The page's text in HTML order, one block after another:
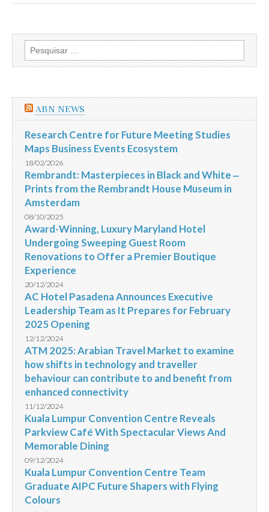
Pesquisar
por:
ABN NEWS
Research Centre for Future Meeting Studies
Maps Business Events Ecosystem
18/02/2026
Rembrandt: Masterpieces in Black and White ‒
Prints from the Rembrandt House Museum in
Amsterdam
08/10/2025
Award-Winning, Luxury Maryland Hotel
Undergoing Sweeping Guest Room
Renovations to Offer a Premier Boutique
Experience
20/12/2024
AC Hotel Pasadena Announces Executive
Leadership Team as It Prepares for February
2025 Opening
12/12/2024
ATM 2025: Arabian Travel Market to examine
how shifts in technology and traveller
behaviour can contribute to and benefit from
enhanced connectivity
11/12/2024
Kuala Lumpur Convention Centre Reveals
Parkview Café With Spectacular Views And
Memorable Dining
09/12/2024
Kuala Lumpur Convention Centre Team
Graduate AIPC Future Shapers with Flying
Colours